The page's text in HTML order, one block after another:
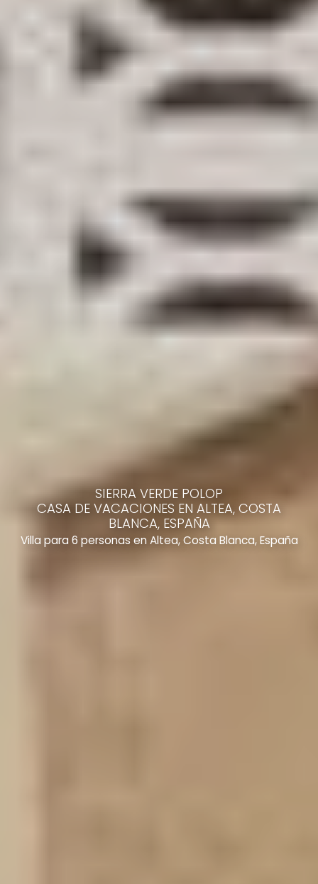
SIERRA VERDE POLOP
CASA DE VACACIONES EN ALTEA, COSTA
BLANCA, ESPAÑA
Villa para 6 personas en Altea, Costa Blanca, España